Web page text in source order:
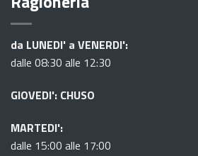
da LUNEDI' a VENERDI':
dalle 08:30 alle 12:30
GIOVEDI': CHUSO
MARTEDI':
dalle 15:00 alle 17:00